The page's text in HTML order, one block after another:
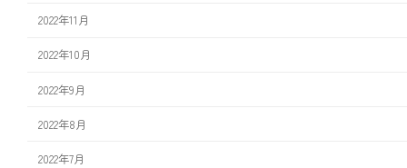
2022年11月
2022年10月
2022年9月
2022年8月
2022年7月